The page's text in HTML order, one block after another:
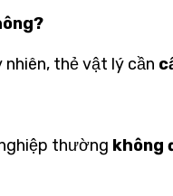
thẻ vật lý cần
thường không